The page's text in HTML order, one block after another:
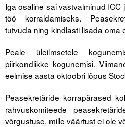
Abimaterjalid
Iga osaline sai vastvalminud
töö korraldamiseks.
tutvuda ning kindlasti lisada oma
Peale üleilmsetele
piirkondlikke kogunemisi.
eelmise aasta oktoobri lõpus
Peasekretäride korrapärased
rahvuskomiteede
võrgustuse, mille väärtust ei ole